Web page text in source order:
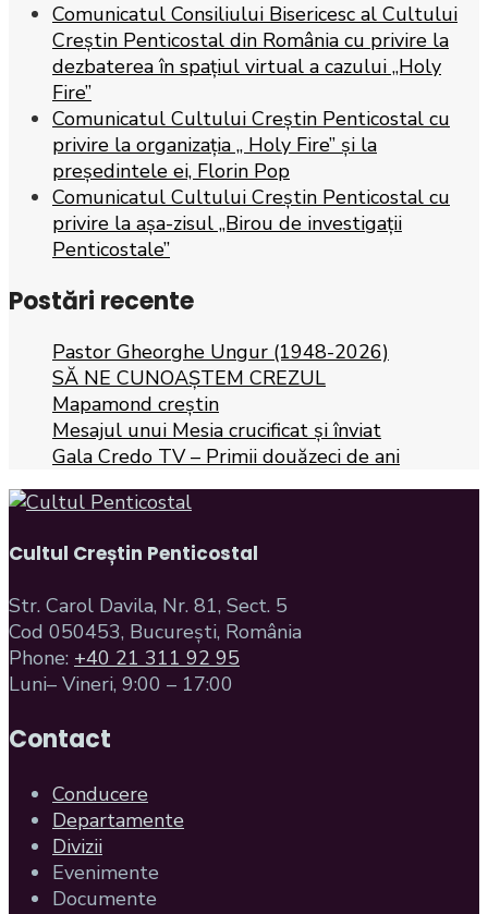
Comunicatul Consiliului Bisericesc al Cultului
Creștin Penticostal din România cu privire la
dezbaterea în spațiul virtual a cazului „Holy
Fire”
Comunicatul Cultului Creștin Penticostal cu
privire la organizația „ Holy Fire” și la
președintele ei, Florin Pop
Comunicatul Cultului Creștin Penticostal cu
privire la așa-zisul „Birou de investigații
Penticostale”
Postări recente
Pastor Gheorghe Ungur (1948-2026)
SĂ NE CUNOAȘTEM CREZUL
Mapamond creștin
Mesajul unui Mesia crucificat și înviat
Gala Credo TV – Primii douăzeci de ani
Cultul Creștin Penticostal
Str. Carol Davila, Nr. 81, Sect. 5
Cod 050453, București, România
Phone: +40 21 311 92 95
Luni– Vineri, 9:00 – 17:00
Contact
Conducere
Departamente
Divizii
Evenimente
Documente